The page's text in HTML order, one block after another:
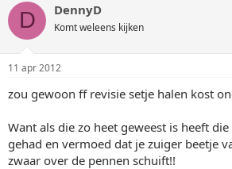
D DennyD
Komt weleens kijken
11 apr 2012
zou gewoon ff revisie setje halen kost
Want als die zo heet geweest is heeft
gehad en vermoed dat je zuiger beetje
zwaar over de pennen schuift!!